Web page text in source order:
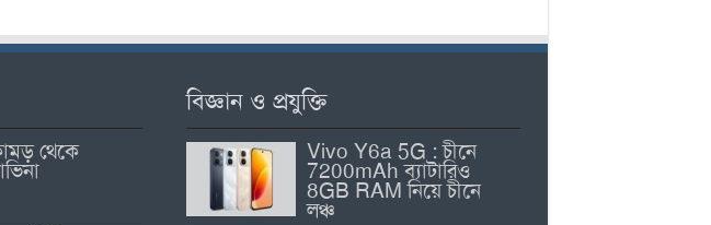
থেকে
বিজ্ঞান ও প্রযুক্তি
Vivo Y6a 5G : চীনে
7200mAh ব্যাটারিও
8GB RAM নিয়ে চীনে
লঞ্চ